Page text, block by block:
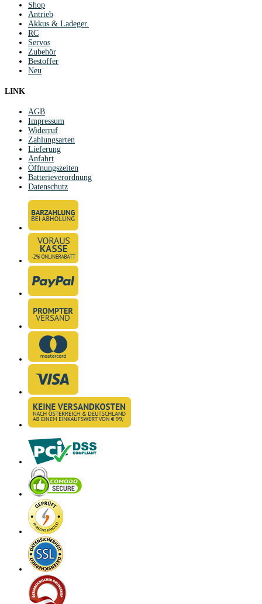
Shop
Antrieb
Akkus & Ladeger.
RC
Servos
Zubehör
Bestoffer
Neu
LINK
AGB
Impressum
Widerruf
Zahlungsarten
Lieferung
Anfahrt
Öffnungszeiten
Batterieverordnung
Datenschutz